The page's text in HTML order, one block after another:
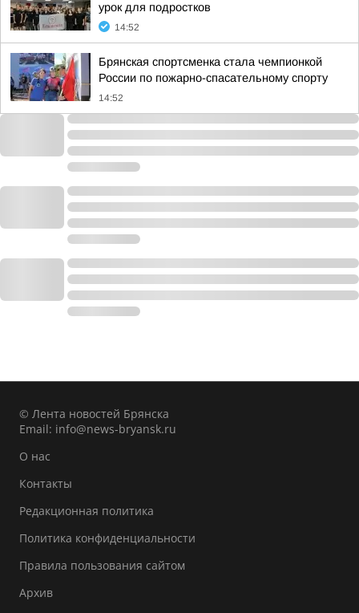
урок для подростков
14:52
Брянская спортсменка стала чемпионкой
России по пожарно-спасательному спорту
14:52
© Лента новостей Брянска
Email: info@news-bryansk.ru
О нас
Контакты
Редакционная политика
Политика конфиденциальности
Правила пользования сайтом
Архив